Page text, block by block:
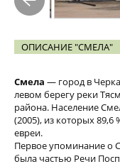
ОПИСАНИЕ "СМЕЛА"
Смела — город в
левом берегу реки
района. Население
(2005), из которых
евреи.
Первое упоминание о
была частью Речи